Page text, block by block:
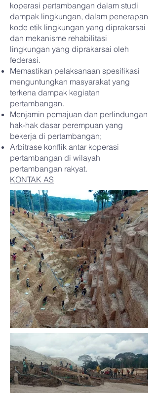
koperasi pertambangan dalam studi
dampak lingkungan, dalam penerapan
kode etik lingkungan yang diprakarsai
dan mekanisme rehabilitasi
lingkungan yang diprakarsai oleh
federasi.
Memastikan pelaksanaan spesifikasi
menguntungkan masyarakat yang
terkena dampak kegiatan
pertambangan.
Menjamin pemajuan dan perlindungan
hak-hak dasar perempuan yang
bekerja di pertambangan;
Arbitrase konflik antar koperasi
pertambangan di wilayah
pertambangan rakyat.
KONTAK AS